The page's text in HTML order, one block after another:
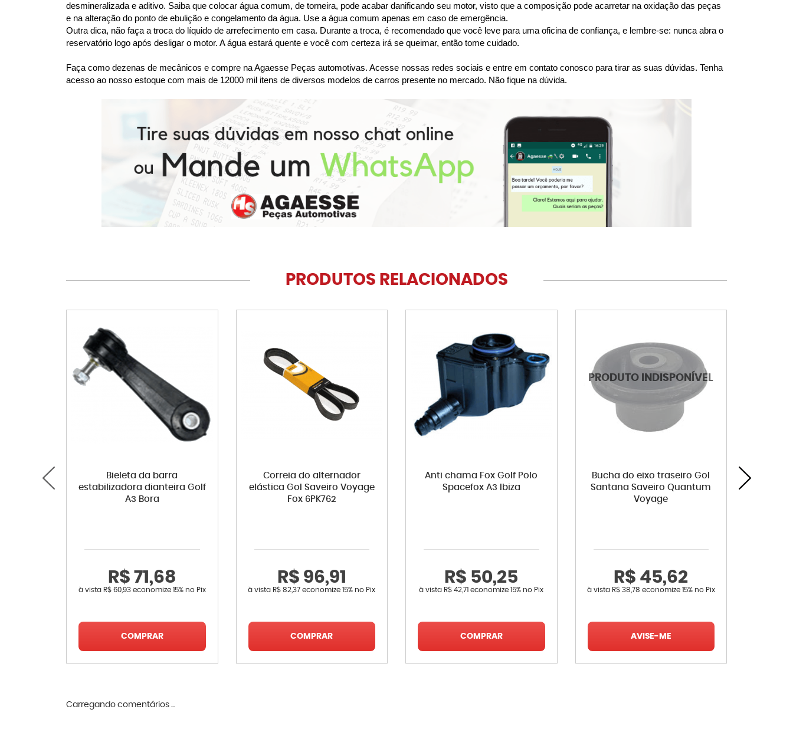
desmineralizada e aditivo. Saiba que colocar água comum, de torneira, pode acabar danificando seu motor, visto que a composição pode acarretar na oxidação das peças
e na alteração do ponto de ebulição e congelamento da água. Use a água comum apenas em caso de emergência.
Outra dica, não faça a troca do líquido de arrefecimento em casa. Durante a troca, é recomendado que você leve para uma oficina de confiança, e lembre-se: nunca abra o
reservatório logo após desligar o motor. A água estará quente e você com certeza irá se queimar, então tome cuidado.
Faça como dezenas de mecânicos e compre na Agaesse Peças automotivas. Acesse nossas redes sociais e entre em contato conosco para tirar as suas dúvidas. Tenha
acesso ao nosso estoque com mais de 12000 mil itens de diversos modelos de carros presente no mercado. Não fique na dúvida.
PRODUTOS RELACIONADOS
Bieleta da barra
estabilizadora dianteira Golf
A3 Bora
R$ 71,68
à vista R$ 60,93economize 15% no Pix
COMPRAR
Correia do alternador
elástica Gol Saveiro Voyage
Fox 6PK762
R$ 96,91
à vista R$ 82,37 economize15% no Pix
COMPRAR
Anti chama Fox Golf Polo
Spacefox A3 Ibiza
R$ 50,25
à vista R$ 42,71 economize15% no Pix
COMPRAR
Bucha do eixo traseiro Gol
Santana Saveiro Quantum
Voyage
R$ 45,62
à vista R$ 38,78 economize 15% no Pix
AVISE-ME
Carregando comentários ...